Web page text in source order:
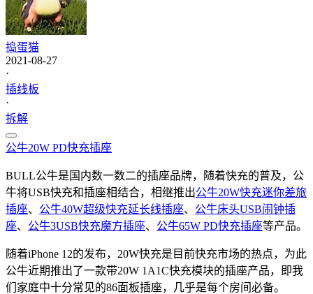
捣蛋猫
2021-08-27
·
插线板
·
拆解
公牛20W PD快充插座
BULL公牛是国内数一数二的插座品牌，随着快充的普及，公
牛将USB快充和插座相结合，相继推出公牛20W快充迷你差旅
插座、 公牛40W超级快充延长线插座、 公牛床头USB闹钟插
座、 公牛3USB快充魔方插座、 公牛65W PD快充插座等产品。
随着iPhone 12的发布，20W快充是目前快充市场的热点，为此
公牛近期推出了一款带20W 1A1C快充模块的插座产品，即我
们家庭中十分常见的86面板插座，几乎是每个房间必备。